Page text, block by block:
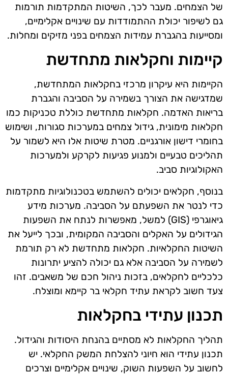
של הצמחים. מעבר לכך, השיטות המתקדמות תורמות
גם לשיפור יכולת ההתמודדות עם שינויים אקלימיים,
ומסייעות בהגברת עמידות הצמחים בפני מזיקים ומחלות.
קיימות וחקלאות מתחדשת
הקיימות היא עיקרון מרכזי בחקלאות המתחדשת,
שמדגישה את הצורך בשמירה על הסביבה והגברת
בריאות האדמה. חקלאות מתחדשת כוללת טכניקות כמו
חקלאות מימונית, גידול צמחים במערכות סגורות, ושימוש
בחומרי דישון אורגניים. מטרת שיטות אלו היא לשמור על
תהליכים טבעיים ולמנוע פגיעות לקרקע ולמערכות
האקולוגיות סביב.
בנוסף, חקלאים יכולים להשתמש בטכנולוגיות מתקדמות
כדי לנטר את השפעתם על הסביבה. מערכות מידע
גיאוגרפי (GIS) למשל, מאפשרות לנתח את השפעות
הגידולים על האקלים והסביבה המקומית, ובכך לייעל את
השיטות החקלאיות. חקלאות מתחדשת לא רק תורמת
לשמירה על הסביבה אלא גם יכולה להציע יתרונות
כלכליים לחקלאים, בזכות ניהול חכם של משאבים. זהו
צעד חשוב לקראת עתיד חקלאי בר קיימא ומוצלח.
תכנון עתידי בחקלאות
תהליך החקלאות לא מסתיים בהנחת היסודות והגידול.
תכנון עתידי הוא חיוני להצלחת המשק החקלאי. יש
לחשוב על השפעות השוק, שינויים אקלימיים וצרכים